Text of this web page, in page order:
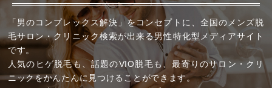
「男のコンプレックス解決」をコンセプトに、全国のメンズ脱
毛サロン・クリニック検索が出来る男性特化型メディアサイト
です。
人気のヒゲ脱毛も、話題のVIO脱毛も、最寄りのサロン・クリ
ニックをかんたんに見つけることができます。